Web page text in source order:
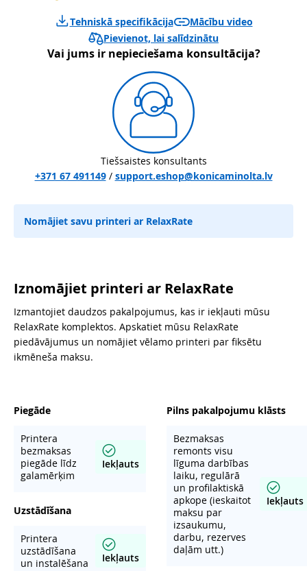
Tehniskā specifikācija
Mācību video
Pievienot, lai salīdzinātu
Vai jums ir nepieciešama konsultācija?
Tiešsaistes konsultants
+371 67 491149/ support.eshop@konicaminolta.lv
Nomājiet savu printeri ar RelaxRate
Iznomājiet printeri ar RelaxRate
Izmantojiet daudzos pakalpojumus, kas ir iekļauti mūsu
RelaxRate komplektos. Apskatiet mūsu RelaxRate
piedāvājumus un nomājiet vēlamo printeri par fiksētu
ikmēneša maksu.
Piegāde
Printera
bezmaksas
piegāde līdz
galamērķim
Iekļauts
Uzstādīšana
Printera
uzstādīšana
un instalēšana
Iekļauts
Pilns pakalpojumu klāsts
Bezmaksas
remonts visu
līguma darbības
laiku, regulārā
un profilaktiskā
apkope (ieskaitot
maksu par
izsaukumu,
darbu, rezerves
daļām utt.)
Iekļauts